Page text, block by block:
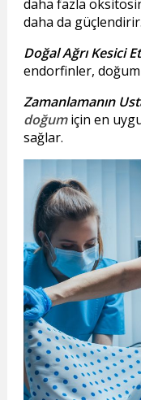
daha fazla
daha da güçlendirir.
Doğal Ağrı Kesici
endorfinler, doğum
Zamanlamanın
doğumiçin en
sağlar.